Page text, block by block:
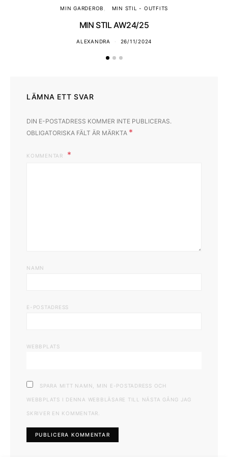
MIN GARDEROB MIN STIL - OUTFITS
MIN STIL AW24/25
ALEXANDRA 26/11/2024
LÄMNA ETT SVAR
DIN E-POSTADRESS KOMMER INTE PUBLICERAS.
OBLIGATORISKA FÄLT ÄR MÄRKTA *
KOMMENTAR
NAMN
E-POSTADRESS
WEBBPLATS
SPARA MITT NAMN, MIN E-POSTADRESS OCH
WEBBPLATS I DENNA WEBBLÄSARE TILL NÄSTA GÅNG JAG
SKRIVER EN KOMMENTAR.